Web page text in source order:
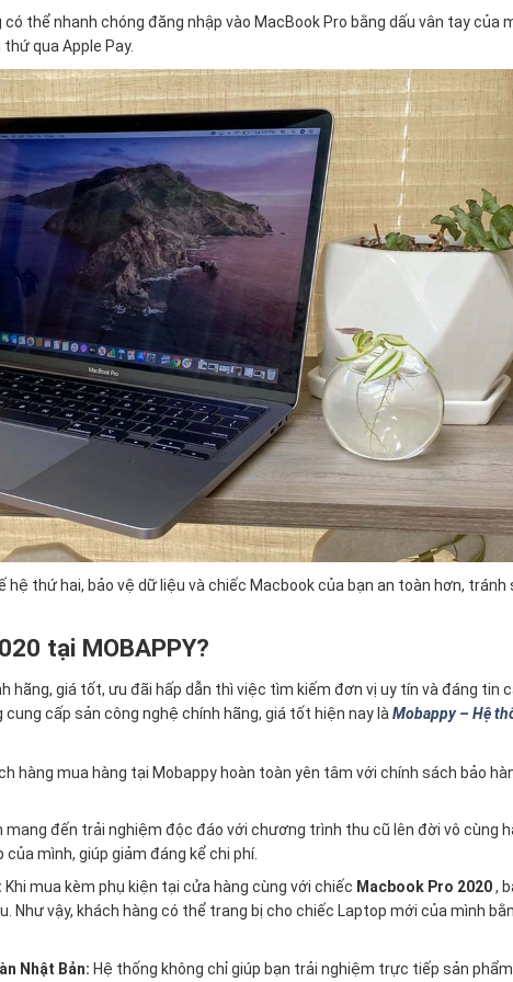
thể nhanh chóng đăng nhập vào MacBook Pro bằng dấu vân tay của
qua Apple Pay.
hệ thứ hai, bảo vệ dữ liệu và chiếc Macbook của bạn an toàn hơn, tránh
tại MOBAPPY?
hãng, giá tốt, ưu đãi hấp dẫn thì việc tìm kiếm đơn vị uy tín và đáng tin
cấp sản công nghệ chính hãng, giá tốt hiện nay là Mobappy – Hệ
hàng mua hàng tại Mobappy hoàn toàn yên tâm với chính sách bảo
mang đến trải nghiệm độc đáo với chương trình thu cũ lên đời vô cùng
mình, giúp giảm đáng kể chi phí.
Khi mua kèm phụ kiện tại cửa hàng cùng với chiếc Macbook Pro 2020,
Như vậy, khách hàng có thể trang bị cho chiếc Laptop mới của mình
Nhật Bản: Hệ thống không chỉ giúp bạn trải nghiệm trực tiếp sản